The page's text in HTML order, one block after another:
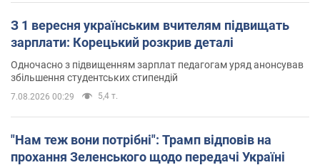
З 1 вересня українським вчителям підвищать
зарплати: Корецький розкрив деталі
Одночасно з підвищенням зарплат педагогам уряд анонсував
збільшення студентських стипендій
7.08.2026 00:29 5,4 т.
"Нам теж вони потрібні": Трамп відповів на
прохання Зеленського щодо передачі Україні